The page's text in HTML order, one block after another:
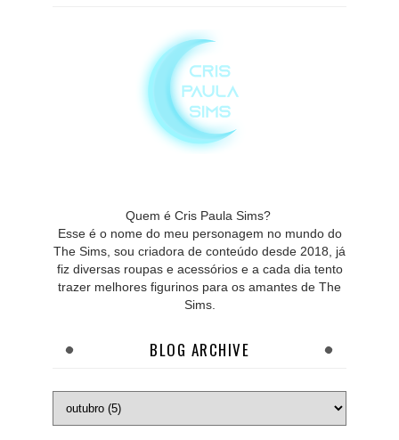
Quem é Cris Paula Sims?
Esse é o nome do meu personagem no mundo do
The Sims, sou criadora de conteúdo desde 2018, já
fiz diversas roupas e acessórios e a cada dia tento
trazer melhores figurinos para os amantes de The
Sims.
BLOG ARCHIVE